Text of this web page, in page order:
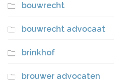
bouwrecht
bouwrecht advocaat
brinkhof
brouwer advocaten